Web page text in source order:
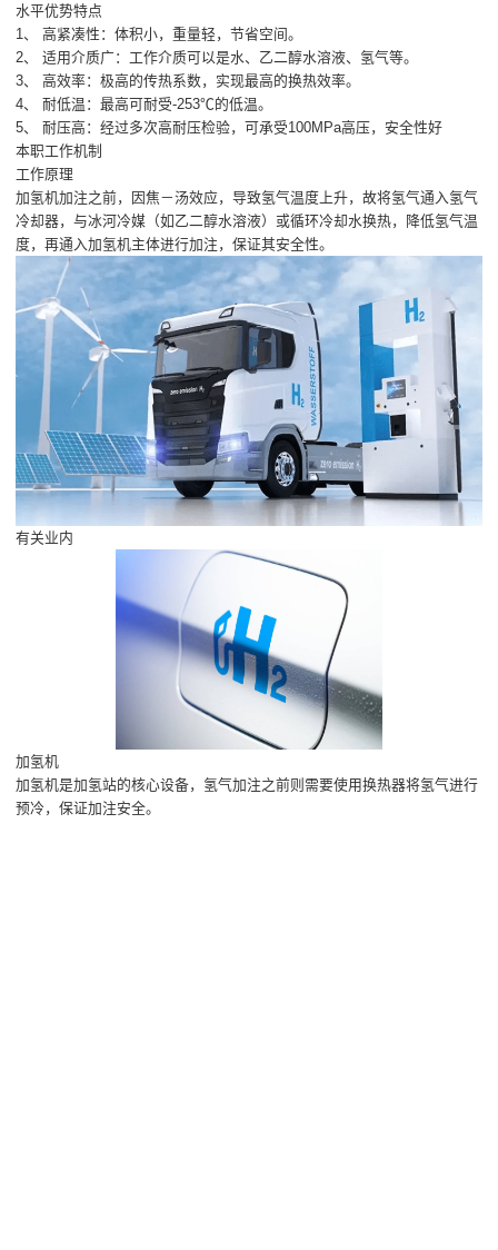
水平优势特点
1、 高紧凑性：体积小，重量轻，节省空间。
2、 适用介质广：工作介质可以是水、乙二醇水溶液、氢气等。
3、 高效率：极高的传热系数，实现最高的换热效率。
4、 耐低温：最高可耐受-253℃的低温。
5、 耐压高：经过多次高耐压检验，可承受100MPa高压，安全性好
本职工作机制
工作原理
加氢机加注之前，因焦－汤效应，导致氢气温度上升，故将氢气通入氢气
冷却器，与冰河冷媒（如乙二醇水溶液）或循环冷却水换热，降低氢气温
度，再通入加氢机主体进行加注，保证其安全性。
有关业内
加氢机
加氢机是加氢站的核心设备，氢气加注之前则需要使用换热器将氢气进行
预冷，保证加注安全。